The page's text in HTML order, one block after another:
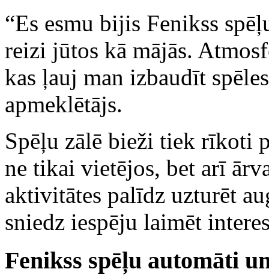
“Es esmu bijis Fenikss
reizi jūtos kā mājās.
kas ļauj man izbaudīt
apmeklētājs.
Spēļu zālē bieži tiek rīkoti
ne tikai vietējos, bet arī
aktivitātes palīdz uzturēt
sniedz iespēju laimēt
Fenikss spēļu automāti